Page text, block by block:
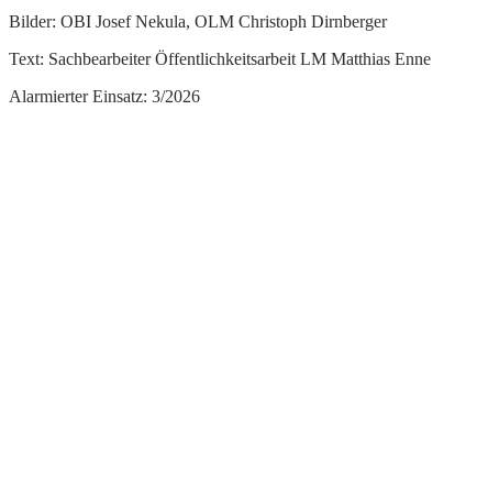
Bilder: OBI Josef Nekula, OLM Christoph Dirnberger
Text: Sachbearbeiter Öffentlichkeitsarbeit LM Matthias Enne
Alarmierter Einsatz: 3/2026